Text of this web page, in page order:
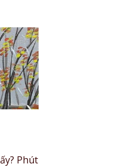
Phút